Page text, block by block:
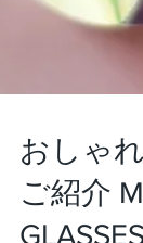
おしゃ
ご紹介